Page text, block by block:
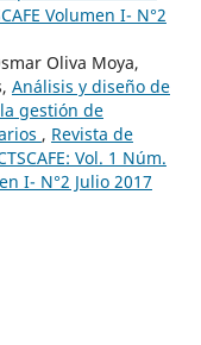
Volumen I- N°2
Oliva Moya,
Análisis y diseño de
gestión de
, Revista de
Vol. 1 Núm.
I- N°2 Julio 2017